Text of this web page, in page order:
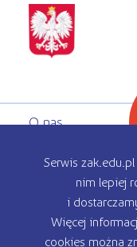
O nas
Oferta edukacyjna
Rekrutacja
Kontakt
Serwis
nim lepiej
i
Więcej
cookies można